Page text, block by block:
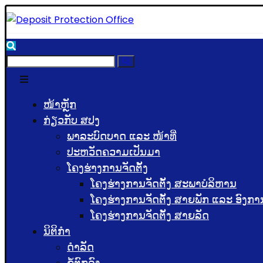
ໜ້າຫຼັກ
ກ່ຽວກັບ ສປງ
ພາລະບົດບາດ ແລະ ໜ້າທີ່
ປະຫວັດຄວາມເປັນມາ
ໂຄງຮ່າງການຈັດຕັ້ງ
ໂຄງຮ່າງການຈັດຕັ້ງ ສະພາບໍລິຫານ
ໂຄງຮ່າງການຈັດຕັ້ງ ສາຍພັກ ແລະ ອົງກ
ໂຄງຮ່າງການຈັດຕັ້ງ ສາຍລັດ
ນິຕິກຳ
ດຳລັດ